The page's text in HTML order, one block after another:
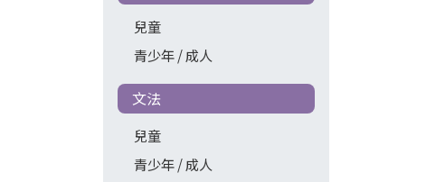
兒童
青少年 / 成人
文法
兒童
青少年 / 成人